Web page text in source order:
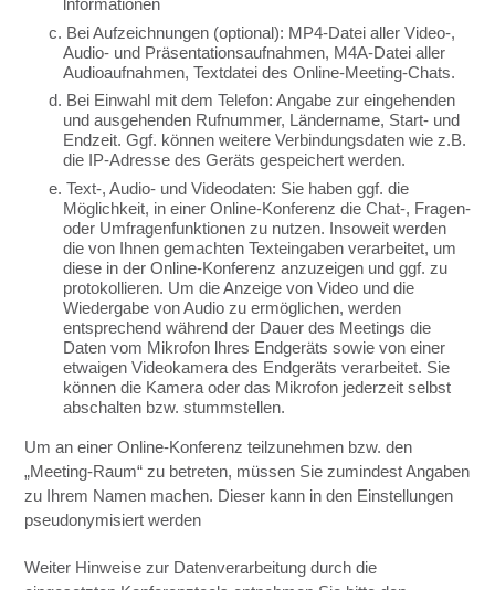
lnformationen
c. Bei Aufzeichnungen (optional): MP4-Datei aller Video-,
Audio- und Präsentationsaufnahmen, M4A-Datei aller
Audioaufnahmen, Textdatei des Online-Meeting-Chats.
d. Bei Einwahl mit dem Telefon: Angabe zur eingehenden
und ausgehenden Rufnummer, Ländername, Start- und
Endzeit. Ggf. können weitere Verbindungsdaten wie z.B.
die IP-Adresse des Geräts gespeichert werden.
e. Text-, Audio- und Videodaten: Sie haben ggf. die
Möglichkeit, in einer Online-Konferenz die Chat-, Fragen-
oder Umfragenfunktionen zu nutzen. Insoweit werden
die von Ihnen gemachten Texteingaben verarbeitet, um
diese in der Online-Konferenz anzuzeigen und ggf. zu
protokollieren. Um die Anzeige von Video und die
Wiedergabe von Audio zu ermöglichen, werden
entsprechend während der Dauer des Meetings die
Daten vom Mikrofon lhres Endgeräts sowie von einer
etwaigen Videokamera des Endgeräts verarbeitet. Sie
können die Kamera oder das Mikrofon jederzeit selbst
abschalten bzw. stummstellen.
Um an einer Online-Konferenz teilzunehmen bzw. den
„Meeting-Raum“ zu betreten, müssen Sie zumindest Angaben
zu Ihrem Namen machen. Dieser kann in den Einstellungen
pseudonymisiert werden
Weiter Hinweise zur Datenverarbeitung durch die